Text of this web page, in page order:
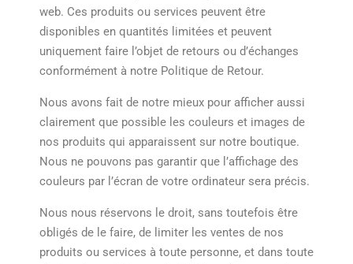
web. Ces produits ou services peuvent être
disponibles en quantités limitées et peuvent
uniquement faire l’objet de retours ou d’échanges
conformément à notre Politique de Retour.
Nous avons fait de notre mieux pour afficher aussi
clairement que possible les couleurs et images de
nos produits qui apparaissent sur notre boutique.
Nous ne pouvons pas garantir que l’affichage des
couleurs par l’écran de votre ordinateur sera précis.
Nous nous réservons le droit, sans toutefois être
obligés de le faire, de limiter les ventes de nos
produits ou services à toute personne, et dans toute